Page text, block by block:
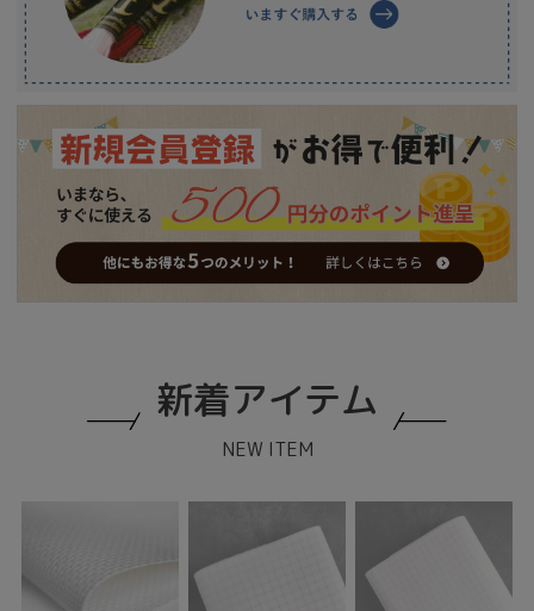
新着アイテム
NEW ITEM